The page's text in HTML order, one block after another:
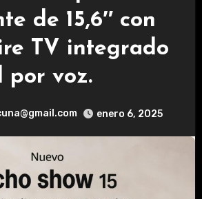
de 15,6″ con
TV integrado
por voz.
enero 6, 2025